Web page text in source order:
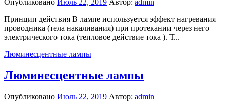
Опубликовано Июль 22, 2019 Автор: admin
Принцип действия В лампе используется эффект нагревания
проводника (тела накаливания) при протекании через него
электрического тока (тепловое действие тока ). Т...
Люминесцентные лампы
Люминесцентные лампы
Опубликовано Июль 22, 2019 Автор: admin